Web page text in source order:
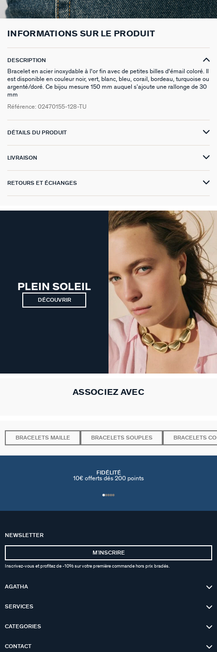
VICTOIRE
GÉNÉRATION AGATHA
SUR LA PEAU
INFORMATIONS SUR LE PRODUIT
DESCRIPTION
Bracelet en acier inoxydable à l'or fin avec de petites billes d'émail coloré. Il
est disponible en couleur noir, vert, blanc, bleu, corail, bordeau, turquoise ou
argenté/doré. Ce bijou mesure 150 mm auquel s’ajoute une rallonge de 30
mm
Référence: 02470155-128-TU
DÉTAILS DU PRODUIT
LIVRAISON
RETOURS ET ÉCHANGES
PLEIN SOLEIL
DÉCOUVRIR
ASSOCIEZ AVEC
BRACELETS MAILLE BRACELETS SOUPLES BRACELETS
FIDÉLITÉ
10€ offerts dés 200 points
NEWSLETTER
MʼINSCRIRE
Inscrivez-vous et profitez de -10% sur votre première commande hors prix bradés.
AGATHA
SERVICES
CATEGORIES
CONTACT